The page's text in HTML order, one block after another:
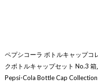
ペプシコーラ ボトルキャップコ
クボトルキャップセット No.3 箱
Pepsi-Cola Bottle Cap